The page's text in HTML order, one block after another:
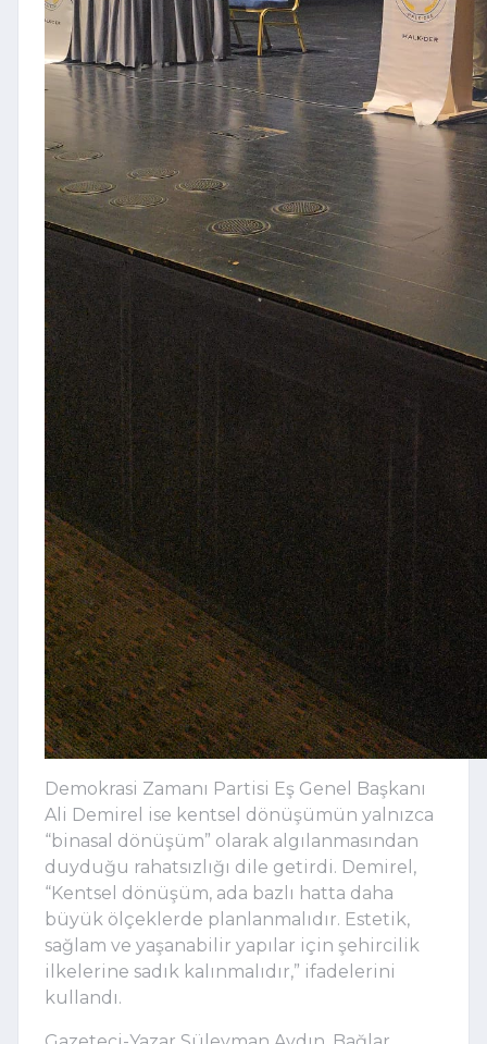
Demokrasi Zamanı Partisi Eş Genel Başkanı
Ali Demirel ise kentsel dönüşümün yalnızca
“binasal dönüşüm” olarak algılanmasından
duyduğu rahatsızlığı dile getirdi. Demirel,
“Kentsel dönüşüm, ada bazlı hatta daha
büyük ölçeklerde planlanmalıdır. Estetik,
sağlam ve yaşanabilir yapılar için şehircilik
ilkelerine sadık kalınmalıdır,” ifadelerini
kullandı.